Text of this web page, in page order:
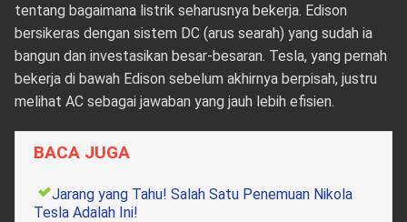
tentang bagaimana listrik seharusnya bekerja. Edison
bersikeras dengan sistem DC (arus searah) yang sudah ia
bangun dan investasikan besar-besaran. Tesla, yang pernah
bekerja di bawah Edison sebelum akhirnya berpisah, justru
melihat AC sebagai jawaban yang jauh lebih efisien.
BACA JUGA
Jarang yang Tahu! Salah Satu Penemuan Nikola
Tesla Adalah Ini!